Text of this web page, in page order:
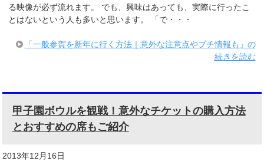
る映像が必ず流れます。 でも、興味はあっても、実際に行ったこ
とはないという人も多いと思います。 「で・・・
「一般参賀を新年に行く方法｜意外な注意点やプチ情報も」の
続きを読む
甲子園ボウルを観戦！意外なチケットの購入方法
とおすすめの席もご紹介
2013年12月16日